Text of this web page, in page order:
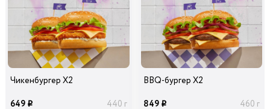
Чикенбургер Х2
649 i 440 г
BBQ-бургер Х2
849 i 460 г